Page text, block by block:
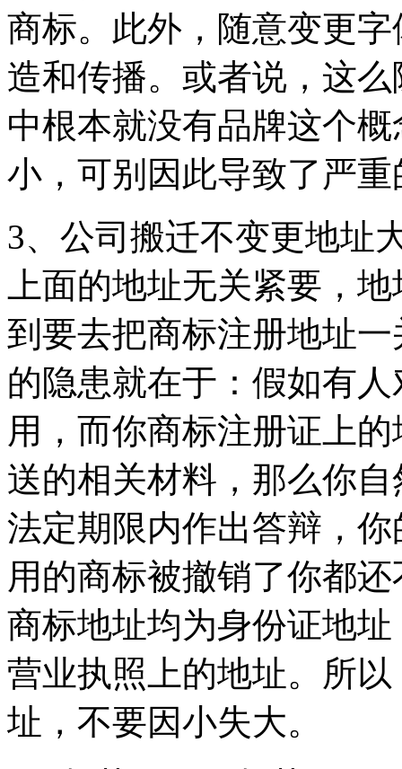
商标。此外，随意变更
造和传播。或者说，这
中根本就没有品牌这个
小，可别因此导致了严
3、公司搬迁不变更地址
上面的地址无关紧要，
到要去把商标注册地址
的隐患就在于：假如有
用，而你商标注册证上
送的相关材料，那么你
法定期限内作出答辩，
用的商标被撤销了你都
商标地址均为身份证地
营业执照上的地址。所
址，不要因小失大。